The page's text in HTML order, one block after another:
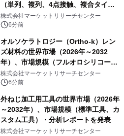
（単列、複列、4点接触、複合タイ
プ）・分析レポートを発表
株式会社マーケットリサーチセンター
6分前
オルソケラトロジー（Ortho-k）レン
ズ材料の世界市場（2026年～2032
年）、市場規模（フルオロシリコーン
アクリレート、シリコーンアクリレー
ト、その他）・分析レポートを発表
株式会社マーケットリサーチセンター
6分前
外ねじ加工用工具の世界市場（2026年
～2032年）、市場規模（標準工具、カ
スタム工具）・分析レポートを発表
株式会社マーケットリサーチセンター